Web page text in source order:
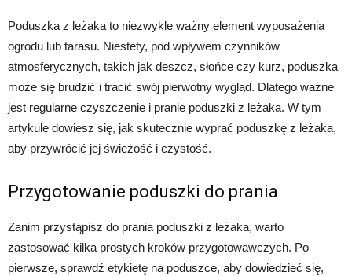
Poduszka z leżaka to niezwykle ważny element wyposażenia
ogrodu lub tarasu. Niestety, pod wpływem czynników
atmosferycznych, takich jak deszcz, słońce czy kurz, poduszka
może się brudzić i tracić swój pierwotny wygląd. Dlatego ważne
jest regularne czyszczenie i pranie poduszki z leżaka. W tym
artykule dowiesz się, jak skutecznie wyprać poduszkę z leżaka,
aby przywrócić jej świeżość i czystość.
Przygotowanie poduszki do prania
Zanim przystąpisz do prania poduszki z leżaka, warto
zastosować kilka prostych kroków przygotowawczych. Po
pierwsze, sprawdź etykietę na poduszce, aby dowiedzieć się,